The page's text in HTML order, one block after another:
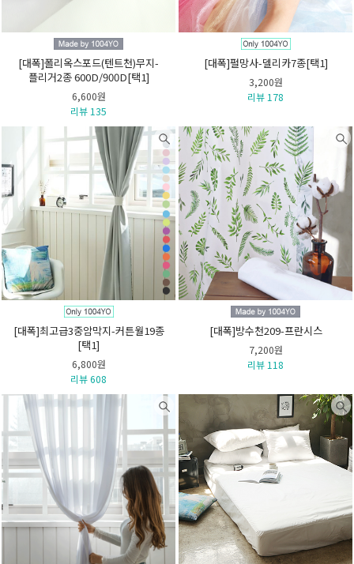
[대폭]폴리옥스포드(텐트천)무지-
플리거2종 600D/900D[택1]
6,600원
리뷰 135
[대폭]펄망사-델리카7종[택1]
3,200원
리뷰 178
[대폭]최고급3중암막지-커튼월19종
[택1]
6,800원
리뷰 608
[대폭]방수천209-프란시스
7,200원
리뷰 118